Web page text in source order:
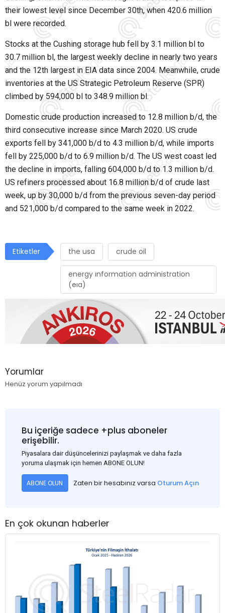
their lowest level since December 30th, when 420.6 million
bl were recorded.
Stocks at the Cushing storage hub fell by 3.1 million bl to
30.7 million bl, the largest weekly decline in nearly two years
and the 12th largest in EIA data since 2004. Meanwhile, crude
inventories at the US Strategic Petroleum Reserve (SPR)
climbed by 594,000 bl to 348.9 million bl.
Domestic crude production increased to 12.8 million b/d, the
third consecutive increase since March 2020. US crude
exports fell by 341,000 b/d to 4.3 million b/d, while imports
fell by 225,000 b/d to 6.9 million b/d. The US west coast led
the decline in imports, falling 604,000 b/d to 1.3 million b/d.
US refiners processed about 16.8 million b/d of crude last
week, up by 30,000 b/d from the previous seven-day period
and 521,000 b/d compared to the same week in 2022.
Etiketler the usa crude oil
energy ınformation administration
(eıa)
Yorumlar
Henüz yorum yapılmadı
Bu içeriğe sadece +plus aboneler
erişebilir.
Piyasalara dair düşüncelerinizi paylaşmak ve daha fazla
yoruma ulaşmak için hemen ABONE OLUN!
ABONE OLUN Zaten bir hesabınız varsa Oturum Açın
En çok okunan haberler